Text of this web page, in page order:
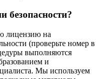
безопасности?
лицензию на
(проверьте номер в
выполняются
и
Мы используем